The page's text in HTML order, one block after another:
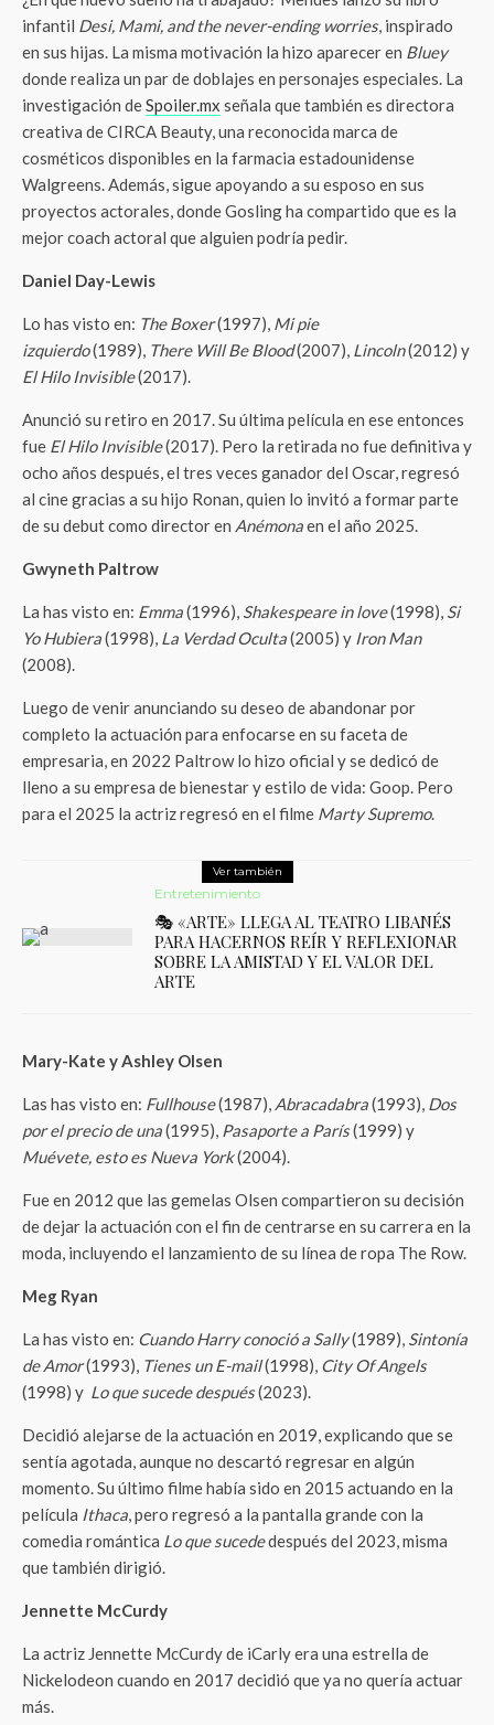
infantil Desi, Mami, and the never-ending worries, inspirado
en sus hijas. La misma motivación la hizo aparecer en Bluey
donde realiza un par de doblajes en personajes especiales. La
investigación deSpoiler.mx señala que también es directora
creativa de CIRCA Beauty, una reconocida marca de
cosméticos disponibles en la farmacia estadounidense
Walgreens. Además, sigue apoyando a su esposo en sus
proyectos actorales, donde Gosling ha compartido que es la
mejor coach actoral que alguien podría pedir.
Daniel Day-Lewis
Lo has visto en: The Boxer(1997), Mi pie
izquierdo(1989), There Will Be Blood(2007), Lincoln(2012) y
El Hilo Invisible(2017).
Anunció su retiro en 2017. Su última película en ese entonces
fue El Hilo Invisible(2017). Pero la retirada no fue definitiva y
ocho años después, el tres veces ganador del Oscar, regresó
al cine gracias a su hijo Ronan, quien lo invitó a formar parte
de su debut como director en Anémonaen el año 2025.
Gwyneth Paltrow
La has visto en: Emma(1996), Shakespeare in love(1998), Si
Yo Hubiera(1998), La Verdad Oculta(2005) y Iron Man
(2008).
Luego de venir anunciando su deseo de abandonar por
completo la actuación para enfocarse en su faceta de
empresaria, en 2022 Paltrow lo hizo oficial y se dedicó de
lleno a su empresa de bienestar y estilo de vida: Goop. Pero
para el 2025 la actriz regresó en el filme Marty Supremo.
Ver también
Entretenimiento
🎭 «ARTE» LLEGA AL TEATRO LIBANÉS
PARA HACERNOS REÍR Y REFLEXIONAR
SOBRE LA AMISTAD Y EL VALOR DEL
ARTE
Mary-Kate y Ashley Olsen
Las has visto en: Fullhouse(1987), Abracadabra(1993), Dos
por el precio de una(1995), Pasaporte a París(1999) y
Muévete, esto es Nueva York(2004).
Fue en 2012 que las gemelas Olsen compartieron su decisión
de dejar la actuación con el fin de centrarse en su carrera en la
moda, incluyendo el lanzamiento de su línea de ropa The Row.
Meg Ryan
La has visto en: Cuando Harry conoció a Sally(1989), Sintonía
de Amor(1993), Tienes un E-mail(1998), City Of Angels
(1998) y Lo que sucede después(2023).
Decidió alejarse de la actuación en 2019, explicando que se
sentía agotada, aunque no descartó regresar en algún
momento. Su último filme había sido en 2015 actuando en la
película Ithaca, pero regresó a la pantalla grande con la
comedia romántica Lo que sucededespués del 2023, misma
que también dirigió.
Jennette McCurdy
La actriz Jennette McCurdy de iCarly era una estrella de
Nickelodeon cuando en 2017 decidió que ya no quería actuar
más.